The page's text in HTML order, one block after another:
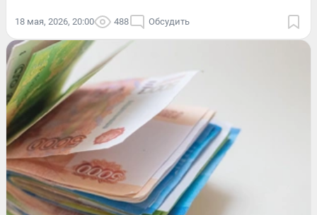
18 мая, 2026, 20:00 488 Обсудить